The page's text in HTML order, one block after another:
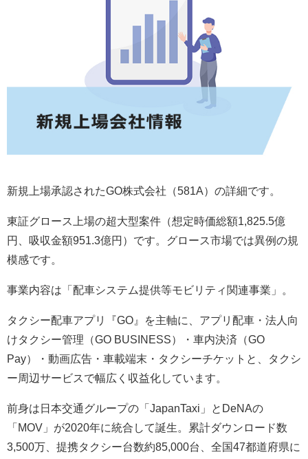
新規上場承認されたGO株式会社（581A）の詳細です。
東証グロース上場の超大型案件（想定時価総額1,825.5億
円、吸収金額951.3億円）です。グロース市場では異例の規
模感です。
事業内容は「配車システム提供等モビリティ関連事業」。
タクシー配車アプリ『GO 』を主軸に、アプリ配車・法人向
けタクシー管理（GO BUSINESS）・車内決済（GO
Pay）・動画広告・車載端末・タクシーチケットと、タクシ
ー周辺サービスで幅広く収益化しています。
前身は日本交通グループの「 JapanTaxi 」と DeNAの
「 MOV 」が2020年に統合して誕生。累計ダウンロード数
3,500万、提携タクシー台数約85,000台、全国47都道府県に